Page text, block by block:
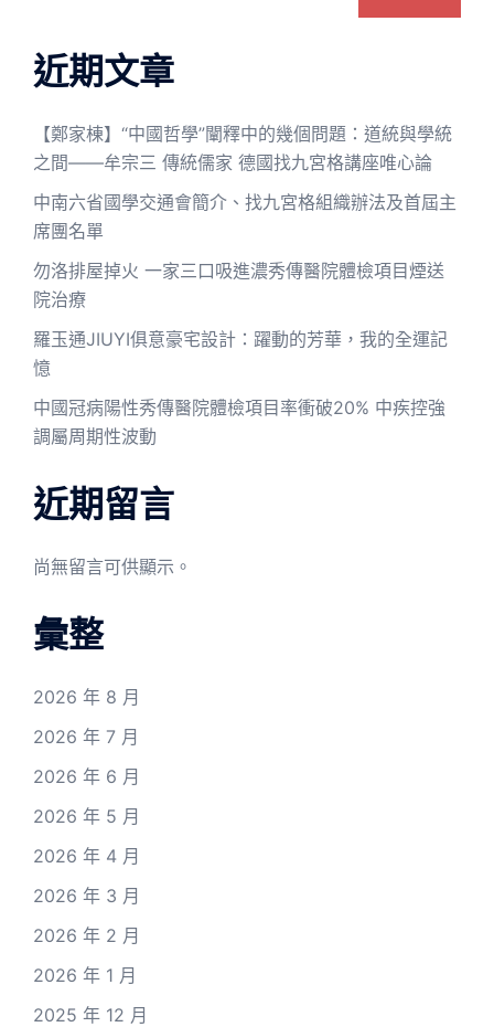
近期文章
【鄭家棟】“中國哲學”闡釋中的幾個問題：道統與學統
之間——牟宗三 傳統儒家 德國找九宮格講座唯心論
中南六省國學交通會簡介、找九宮格組織辦法及首屆主
席團名單
勿洛排屋掉火 一家三口吸進濃秀傳醫院體檢項目煙送
院治療
羅玉通JIUYI俱意豪宅設計：躍動的芳華，我的全運記
憶
中國冠病陽性秀傳醫院體檢項目率衝破20% 中疾控強
調屬周期性波動
近期留言
尚無留言可供顯示。
彙整
2026 年 8 月
2026 年 7 月
2026 年 6 月
2026 年 5 月
2026 年 4 月
2026 年 3 月
2026 年 2 月
2026 年 1 月
2025 年 12 月